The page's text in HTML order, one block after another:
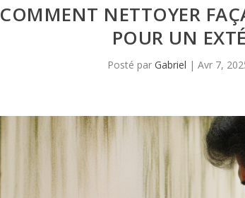
COMMENT NETTOYER
POUR UN
Posté parGabriel |Avr 7,